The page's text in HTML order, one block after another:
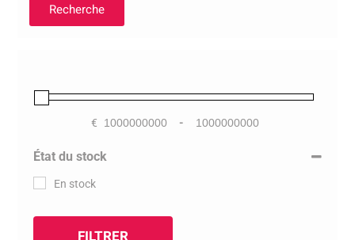
Recherche
€ -
État du stock
En stock